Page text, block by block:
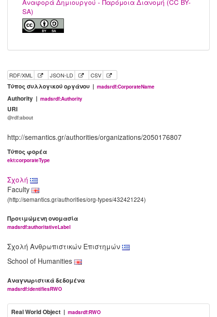
Αναφορά Δημιουργού - Παρόμοια Διανομή (CC BY-
SA)
RDF/XML JSON-LD CSV
Τύπος συλλογικού οργάνου | madsrdf:CorporateName
Authority | madsrdf:Authority
URI
@rdf:about
http://semantics.gr/authorities/organizations/2050176807
Τύπος φορέα
ekt:corporateType
Σχολή
Faculty
(http://semantics.gr/authorities/org-types/432421224)
Προτιμώμενη ονομασία
madsrdf:authoritativeLabel
Σχολή Ανθρωπιστικών Επιστημών
School of Humanities
Αναγνωριστικά δεδομένα
madsrdf:identifiesRWO
Real World Object | madsrdf:RWO